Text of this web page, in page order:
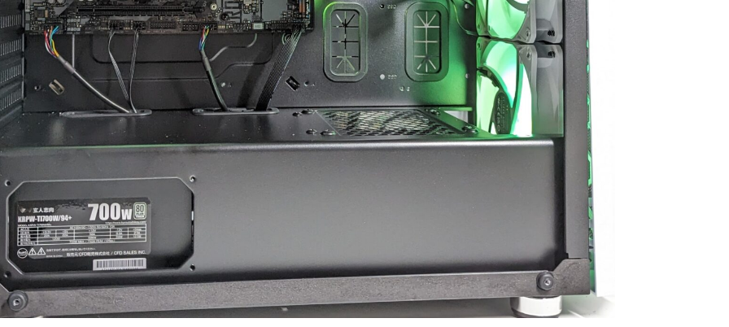
善せず、藁にもす
で相談したところ
常が見られた際
は当店に相談くだ
仰っていただき、
意識の高さと責任
感動しました！
送から手元に戻る
ずか1週間という神
した。
現性、原因の特定
るとは思います
の過程で判明した
不具合があったに
ず圧倒的なスピー
休に間に合わせて
たことに感謝しか
ASMedia製チップ経由であ
ること、症状が出ている
10Gbps対応ポートがAMD
CPU側のUSBコントローラ
ーに接続されている可能性
があることなど、マザーボ
ードの仕様やUSBコントロ
ーラーの違いまで踏み込ん
で説明していただきまし
また、外付けHDDケース側
の仕様やメーカー見解、
USB規格の違い、5Gbpsと
10Gbpsの帯域差、HDDの実
効速度、ケーブル品質や相
性の可能性まで、非常に専
門的かつ分かりやすく整理
していただきました。結果
この組み合わせでも大丈夫
かなと思ったらそちらから
探してみるのもいいかもし
れません。
梱包は丁寧でPCには傷や汚
れは一切ありません。ネッ
ト回線があればすぐに使用
できたのでゲームにログイ
ンできて助かりました。
PC本体だけを買い替えたい
にかく一から十までおまか
せしたい人には向かないと
思います。
今後また買い換えることが
選ぶ際の価格や性能の基準
などが分かりやすく明記さ
れているので選ぶうえでの
参考にもしやすかったで
す！
また、気になる点などはLINE
での連絡が可能なので個別
での相談も受け付けてくれ
ます！
こちらでのリピ買いやアッ
プグレードされてる方も多
いみたいなので私も次回も
こちらで購入しようと思っ
ています
総合的にとても満足できる
お買い物でした